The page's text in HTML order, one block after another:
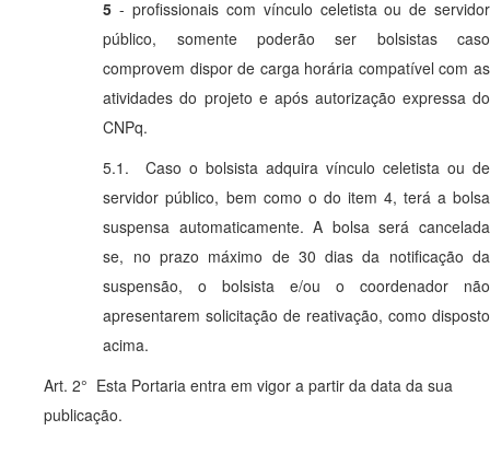
5 - profissionais com vínculo celetista ou de servidor
público, somente poderão ser bolsistas caso
comprovem dispor de carga horária compatível com as
atividades do projeto e após autorização expressa do
CNPq.
5.1. Caso o bolsista adquira vínculo celetista ou de
servidor público, bem como o do item 4, terá a bolsa
suspensa automaticamente. A bolsa será cancelada
se, no prazo máximo de 30 dias da notificação da
suspensão, o bolsista e/ou o coordenador não
apresentarem solicitação de reativação, como disposto
acima.
Art. 2° Esta Portaria entra em vigor a partir da data da sua
publicação.